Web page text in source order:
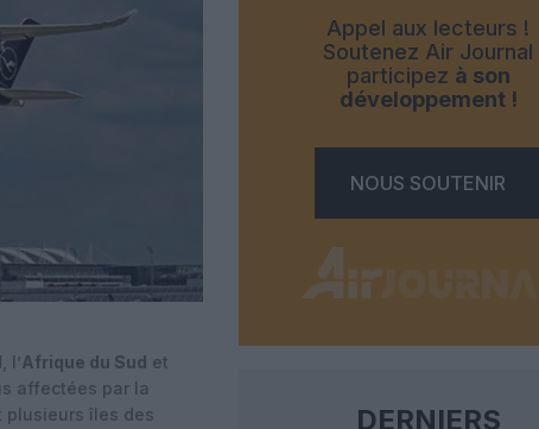
, l’Afrique du Sud et
affectées par la
plusieurs îles des
Appel aux lecteurs !
Soutenez Air Journal
participez à son
développement !
NOUS SOUTENIR
DERNIERS